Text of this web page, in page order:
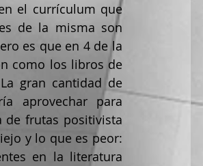
el currículum que
de la misma son
es que en 4 de la
como los libros de
gran cantidad de
aprovechar para
de frutas positivista
y lo que es peor:
en la literatura